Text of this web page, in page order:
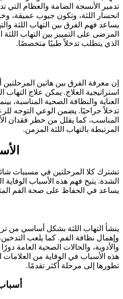
تدمير الأنسجة الضامة والعظام التي
انحسار اللثة، وتكون جيوب عميقة،
يساعد فهم الفرق بين التهاب اللثة
المرضى على التمييز بين التهاب
الذي يتطلب تدخلاً طبيًا متخصصًا.
إن معرفة الفرق بين هاتين
استراتيجية العلاج. يمكن علاج التهاب
العناية والنظافة الصحية المناسبة،
تدخلاً جراحيًا. يضمن الوعي التوجه
المناسب، كما يقلل من خطر فقدان
المرتبطة بالتهاب اللثة المزمن.
تشترك كلا المرحلتين في مسببات
الشدة. يتيح فهم هذه الأسباب الوقاية
يساعد في الحفاظ على صحة الفم
ينشأ التهاب اللثة بشكل أساسي من
وإهمال نظافة الفم. كما يلعب
والأدوية، والحالات الصحية العامة
هذه الأسباب في الوقاية من العلامات
تطورها إلى مرحلة أكثر تقدمًا.